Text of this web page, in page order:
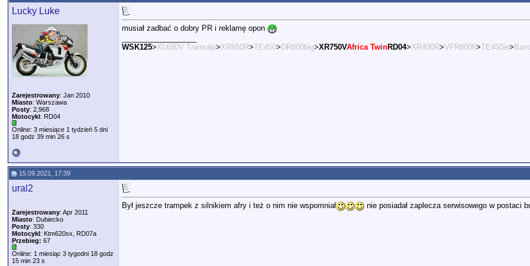
Lucky Luke
Zarejestrowany: Jan 2010
Miasto: Warszawa
Posty: 2,968
Motocykl: RD04
Online: 3 miesiące 1 tydzień 5 dni
18 godz 39 min 26 s
musiał zadbać o dobry PR i reklamę opon
WSK125>XL650V Transalp>XR650R>TE450> DR800big>XR750VAfrica TwinRD04>XR400R>VFR800fi>TE450ie>
15.09.2021, 17:39
ural2
Zarejestrowany: Apr 2011
Miasto: Dubiecko
Posty: 330
Motocykl: Ktm620sx, RD07a
Przebieg: 67
Online: 1 miesiąc 3 tygodni 18 godz
15 min 23 s
Był jeszcze trampek z silnikiem afry i też o nim nie wspomniał nie posiadał zaplecza serwisowego w postaci